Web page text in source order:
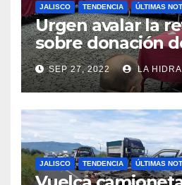
JALISCO TENDENCIA ÚLTIMAS
Urgen avalar la
sobre donación
en Jalisco.
SEP 27, 2022 LA
JALISCO TENDENCIA ÚLTIMAS